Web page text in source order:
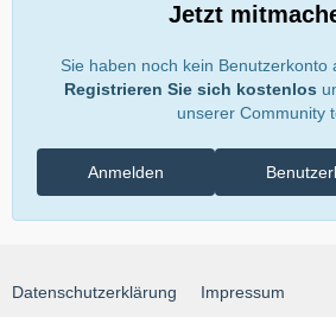
Jetzt
Sie haben noch kein Benutzerkonto
Registrieren Sie sich kostenlos
unserer Community
Anmelden
Datenschutzerklärung Impressum